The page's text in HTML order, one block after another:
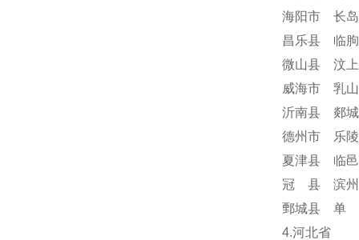
海阳市 长
昌乐县 临
微山县 汶
威海市 乳
沂南县 郯
德州市 乐
夏津县 临
冠 县 滨州
鄄城县 单
4.河北省